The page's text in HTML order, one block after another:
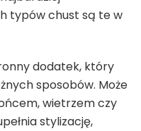
typów chust są te w
dodatek, który
sposobów. Może
wietrzem czy
stylizację,